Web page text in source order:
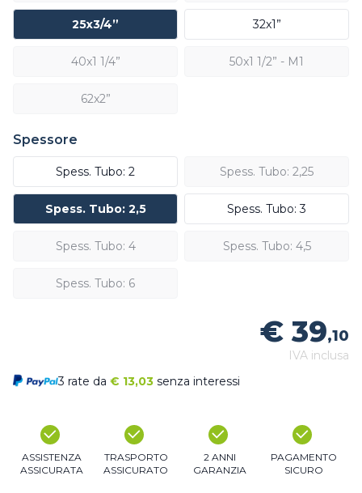
25x3/4” 32x1”
40x1 1/4” 50x1 1/2” - M1
62x2”
Spessore
Spess. Tubo: 2 Spess. Tubo: 2,25
Spess. Tubo: 2,5 Spess. Tubo: 3
Spess. Tubo: 4 Spess. Tubo: 4,5
Spess. Tubo: 6
€ 39,10
IVA inclusa
3 rate da € 13,03 senza interessi
ASSISTENZA
ASSICURATA
TRASPORTO
ASSICURATO
2 ANNI
GARANZIA
PAGAMENTO
SICURO